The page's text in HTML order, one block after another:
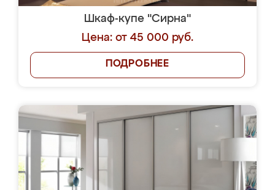
Шкаф-купе "Сирна"
Цена: от 45 000 руб.
ПОДРОБНЕЕ